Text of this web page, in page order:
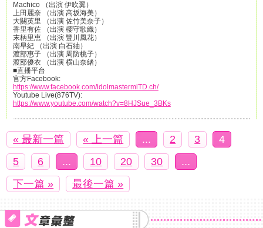
Machico （出演 伊吹翼）
上田麗奈 （出演 高坂海美）
大關英里 （出演 佐竹美奈子）
香里有佐 （出演 櫻守歌織）
末柄里恵 （出演 豐川風花）
南早紀 （出演 白石紬）
渡部惠子 （出演 周防桃子）
渡部優衣 （出演 横山奈緒）
■直播平台
官方Facebook:
https://www.facebook.com/idolmastermlTD.ch/
Youtube Live(876TV):
https://www.youtube.com/watch?v=8HJSue_3BKs
« 最新一篇 « 上一篇 ... 2 3
4
5
6 ... 10 20 30
...
下一篇 »
最後一篇 »